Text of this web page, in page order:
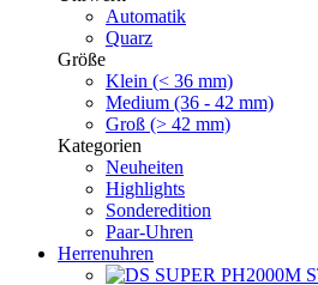
Automatik
Quarz
Größe
Klein (< 36 mm)
Medium (36 - 42 mm)
Groß (> 42 mm)
Kategorien
Neuheiten
Highlights
Sonderedition
Paar-Uhren
Herrenuhren